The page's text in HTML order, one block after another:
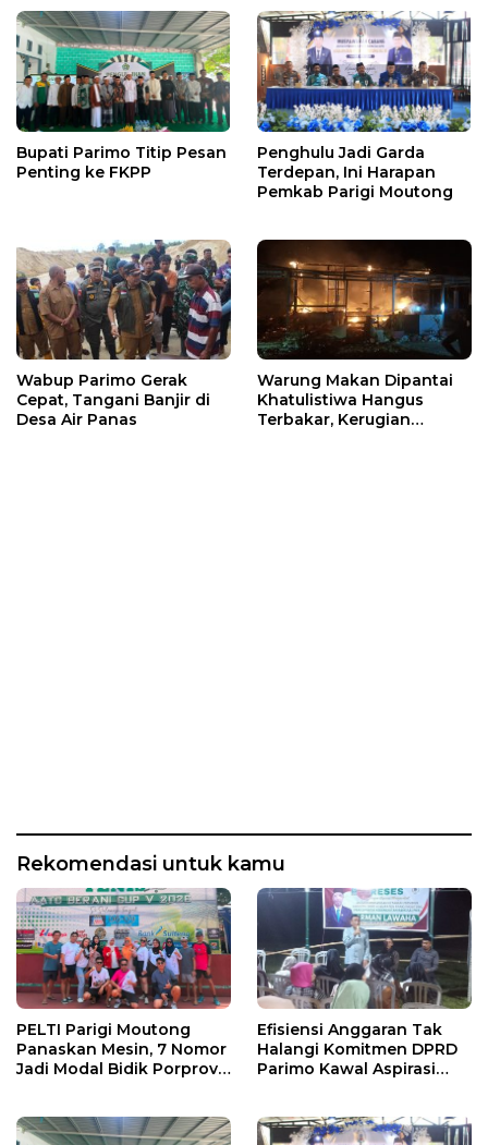
Bupati Parimo Titip Pesan
Penting ke FKPP
Penghulu Jadi Garda
Terdepan, Ini Harapan
Pemkab Parigi Moutong
Wabup Parimo Gerak
Cepat, Tangani Banjir di
Desa Air Panas
Warung Makan Dipantai
Khatulistiwa Hangus
Terbakar, Kerugian
Rekomendasi untuk kamu
PELTI Parigi Moutong
Panaskan Mesin, 7 Nomor
Jadi Modal Bidik Porprov
Efisiensi Anggaran Tak
Halangi Komitmen DPRD
Parimo Kawal Aspirasi